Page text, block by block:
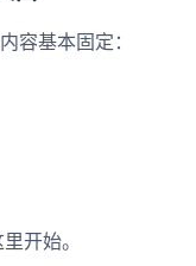
容基本固定：
开始。